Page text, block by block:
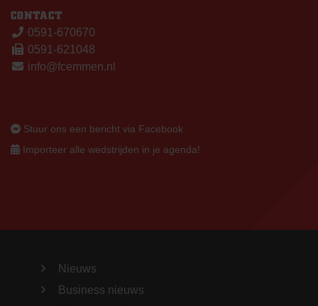
CONTACT
0591-670670
0591-621048
info@fcemmen.nl
Stuur ons een bericht via Facebook
Importeer alle wedstrijden in je agenda!
Nieuws
Business nieuws